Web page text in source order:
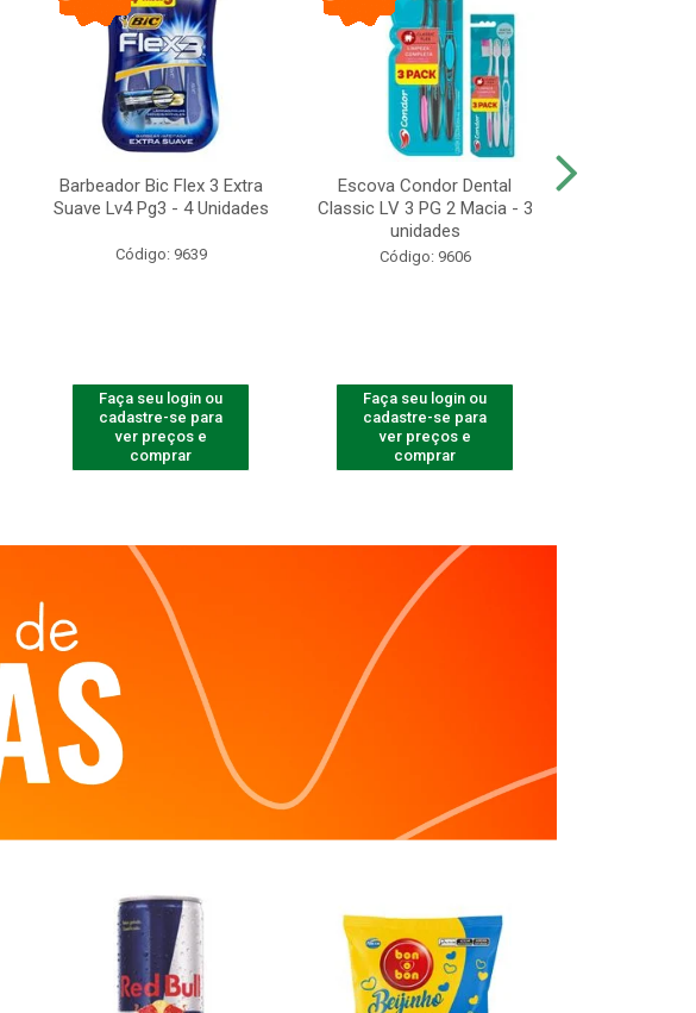
Barbeador Bic Flex 3 Extra
Suave Lv4 Pg3 - 4 Unidades
Código: 9639
Faça seu login ou
cadastre-se para
ver preços e
comprar
Escova Condor Dental
Classic LV 3 PG 2 Macia - 3
unidades
Código: 9606
Faça seu login ou
cadastre-se para
ver preços e
comprar